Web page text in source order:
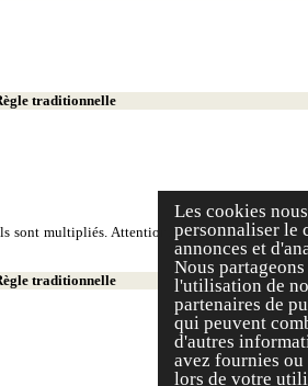
Les cookies
personnaliser le
annonces et
Nous
l'utilisation de
partenaires de
qui peuvent
d'autres
avez fournies
lors de votre
traditionnelle
sont multipliés. Attention, on écrit deux milliers
traditionnelle